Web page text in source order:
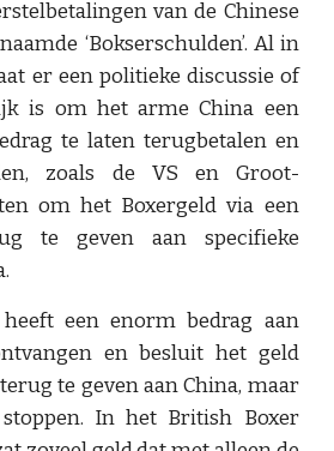
van de Chinese
‘Bokserschulden’. Al in
er een politieke discussie of
is om het arme China een
te laten terugbetalen en
zoals de VS en Groot-
om het Boxergeld via een
te geven aan specifieke
een enorm bedrag aan
en besluit het geld
te geven aan China, maar
In het British Boxer